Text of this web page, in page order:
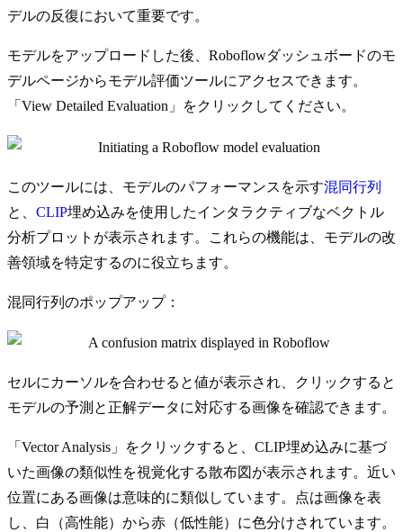
デルの反復において重要です。
モデルをアップロードした後、Roboflowダッシュボードのモ
デルページからモデル評価ツールにアクセスできます。
「View Detailed Evaluation」をクリックしてください。
このツールには、モデルのパフォーマンスを示す混同行列
と、 CLIP埋め込みを使用したインタラクティブなベクトル
分析プロットが表示されます。これらの機能は、モデルの改
善領域を特定するのに役立ちます。
混同行列のポップアップ：
セルにカーソルを合わせると値が表示され、クリックすると
モデルの予測と正解データに対応する画像を確認できます。
「Vector Analysis」をクリックすると、CLIP埋め込みに基づ
いた画像の類似性を視覚化する散布図が表示されます。近い
位置にある画像は意味的に類似しています。点は画像を表
し、白（高性能）から赤（低性能）に色分けされています。